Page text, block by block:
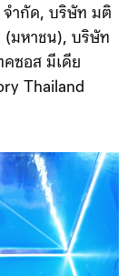
ากัด, บริษัท มติ
(มหาชน), บริษัท
คซอส มีเดีย
Thailand